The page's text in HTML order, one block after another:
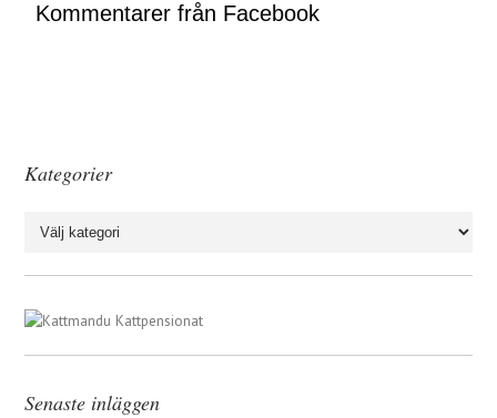
Kommentarer från Facebook
Kategorier
Senaste inläggen